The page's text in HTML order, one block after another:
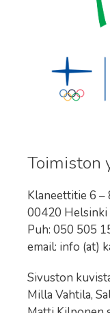
Toimiston
Klaneettitie 6 –
00420 Helsinki
Puh: 050 505
email: info (at)
Sivuston
Milla Vahtila,